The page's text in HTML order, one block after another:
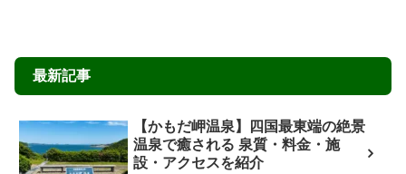
最新記事
【かもだ岬温泉】四国最東端の絶景
温泉で癒される 泉質・料金・施
設・アクセスを紹介